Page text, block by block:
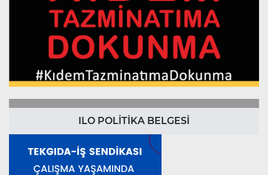
ILO POLİTİKA BELGESİ